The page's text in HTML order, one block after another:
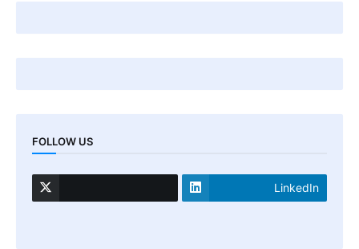
FOLLOW US
LinkedIn